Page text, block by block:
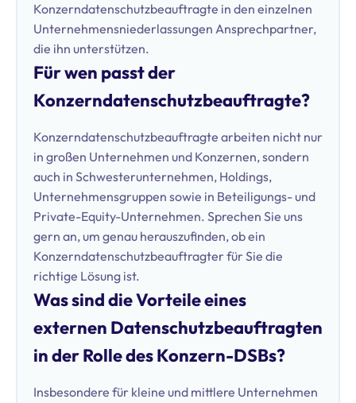
Konzerndatenschutzbeauftragte in den einzelnen
Unternehmensniederlassungen Ansprechpartner,
die ihn unterstützen.
Für wen passt der
Konzerndatenschutzbeauftragte?
Konzerndatenschutzbeauftragte arbeiten nicht nur
in großen Unternehmen und Konzernen, sondern
auch in Schwesterunternehmen, Holdings,
Unternehmensgruppen sowie in Beteiligungs- und
Private-Equity-Unternehmen. Sprechen Sie uns
gern an, um genau herauszufinden, ob ein
Konzerndatenschutzbeauftragter für Sie die
richtige Lösung ist.
Was sind die Vorteile eines
externen Datenschutzbeauftragten
in der Rolle des Konzern-DSBs?
Insbesondere für kleine und mittlere Unternehmen